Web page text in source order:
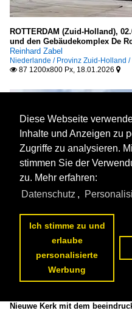
Pineda de Mar
Toroella de Montgrí
Tortosa
Extremadura
Provinz Badajoz
Provinz Cáceres
Kanarische Inseln
La Gomera
Lanzarote
Teneriffa
Kastilien und Leon
ROTTERDAM (Zuid-Holland),
und den Gebäudekomplex De
Reinhard Zabel
Niederlande / Provinz Zuid-Holland
 87 1200x800 Px, 18.01.2026 
DELFT (Zuid-Holland),
Nieuwe Kerk mit dem
Diese Webseite
Inhalte und Anzeigen zu
Zugriffe zu analysieren.
stimmen Sie der
zu. Mehr erfahren:
Datenschutz ,
Ich stimme zu und
erlaube
personalisierte
Werbung